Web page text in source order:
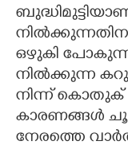
ഒഴുകി
നിൽക്കുന്ന
നിന്ന്
കാരണങ്ങൾ
നേരത്തെ